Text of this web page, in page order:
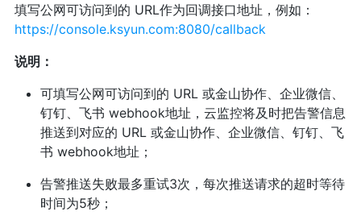
填写公网可访问到的 URL作为回调接口地址，例如：
https://console.ksyun.com:8080/callback
说明：
可填写公网可访问到的 URL 或金山协作、企业微信、
钉钉、飞书 webhook地址，云监控将及时把告警信息
推送到对应的 URL 或金山协作、企业微信、钉钉、飞
书 webhook地址；
告警推送失败最多重试3次，每次推送请求的超时等待
时间为5秒；